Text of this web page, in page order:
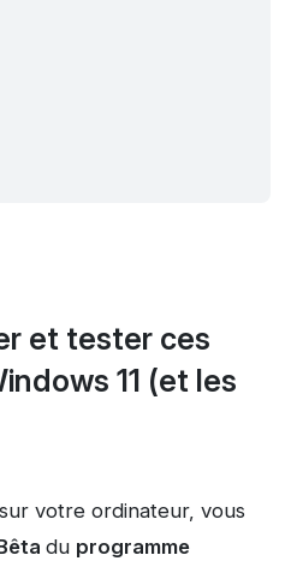
et tester ces
11 (et les
votre ordinateur, vous
du programme